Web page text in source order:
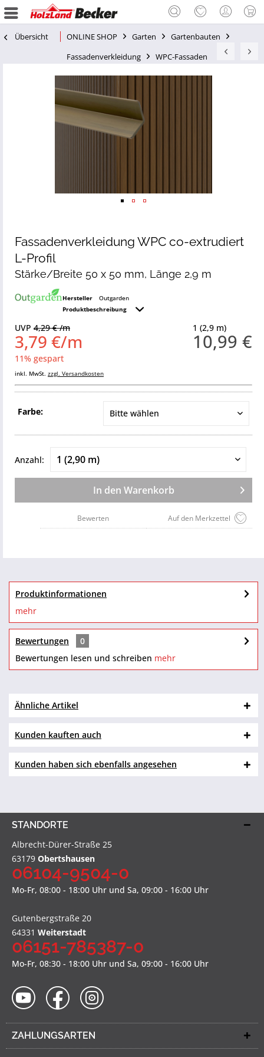
Übersicht ONLINE SHOP Garten
Gartenbauten
Fassadenverkleidung
WPC-Fassaden
Fassadenverkleidung WPC co-extrudiert
L-Profil
Stärke/Breite 50 x 50 mm, Länge 2,9 m
Hersteller
Outgarden
Produktbeschreibung
1 (2,9 m)
10,99 €
UVP 4,29 € /m
3,79 €/m
11% gespart
inkl. MwSt. zzgl. Versandkosten
Farbe:
Anzahl:
In den Warenkorb
Auf den Merkzettel
Bewerten
Produktinformationen
mehr
Bewertungen
0
Bewertungen lesen und schreiben mehr
Ähnliche Artikel
Kunden kauften auch
Kunden haben sich ebenfalls angesehen
STANDORTE
Albrecht-Dürer-Straße 25
63179 Obertshausen
06104-9504-0
Mo-Fr, 08:00 - 18:00 Uhr und Sa, 09:00 - 16:00 Uhr
Gutenbergstraße 20
64331 Weiterstadt
06151-785387-0
Mo-Fr, 08:30 - 18:00 Uhr und Sa, 09:00 - 16:00 Uhr
ZAHLUNGSARTEN